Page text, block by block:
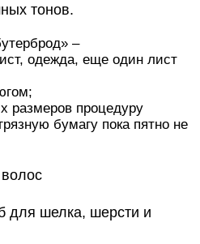
тонов.
–
одежда, еще один лист
размеров процедуру
бумагу пока пятно не
для шелка, шерсти и